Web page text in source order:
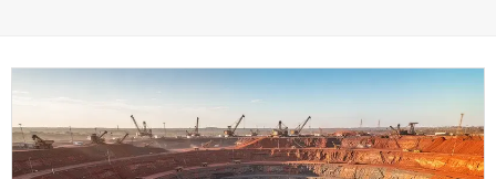
Almonty Aktie: Umsatz springt 221 Prozent
Bloom Energy Aktie: Sammelklage wegen Scandium-Angaben